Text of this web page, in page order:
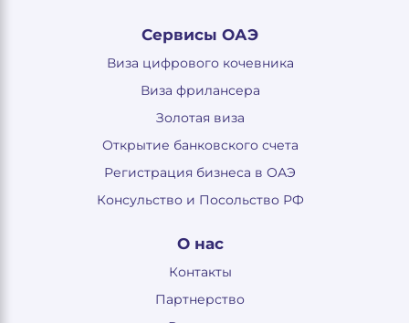
Сервисы ОАЭ
Виза цифрового кочевника
Виза фрилансера
Золотая виза
Открытие банковского счета
Регистрация бизнеса в ОАЭ
Консульство и Посольство РФ
О нас
Контакты
Партнерство